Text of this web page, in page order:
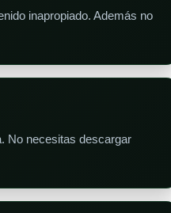
inapropiado. Además no
No necesitas descargar